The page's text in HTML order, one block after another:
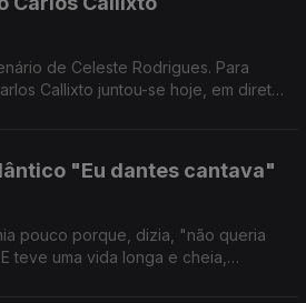
de Celeste Rodrigues. Para
Callixto juntou-se hoje, em direto,
"Eu dantes cantava"
pouco porque, dizia, "não queria
teve uma vida longa e cheia,